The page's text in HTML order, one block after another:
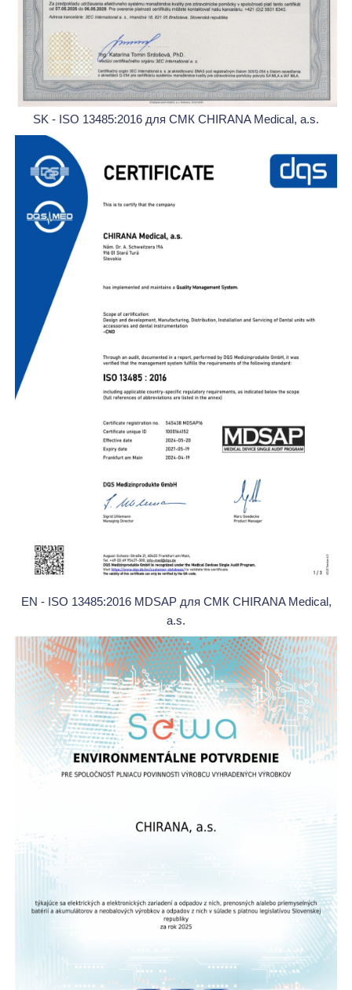
SK - ISO 13485:2016 для СМК CHIRANA Medical, a.s.
EN - ISO 13485:2016 MDSAP для СМК CHIRANA Medical,
a.s.